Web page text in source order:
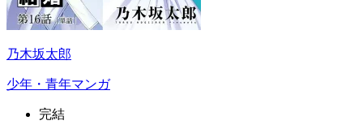
乃木坂太郎
少年・青年マンガ
完結